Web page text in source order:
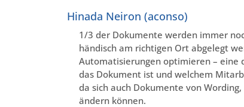
Hinada Neiron (aconso)
1/3 der Dokumente werden immer
händisch am richtigen Ort abgelegt
Automatisierungen optimieren – eine
das Dokument ist und welchem
da sich auch Dokumente von
ändern können.